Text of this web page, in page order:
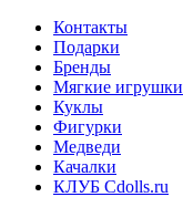
Контакты
Подарки
Бренды
Мягкие игрушки
Куклы
Фигурки
Медведи
Качалки
КЛУБ Cdolls.ru